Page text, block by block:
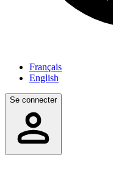
Français
English
Se connecter